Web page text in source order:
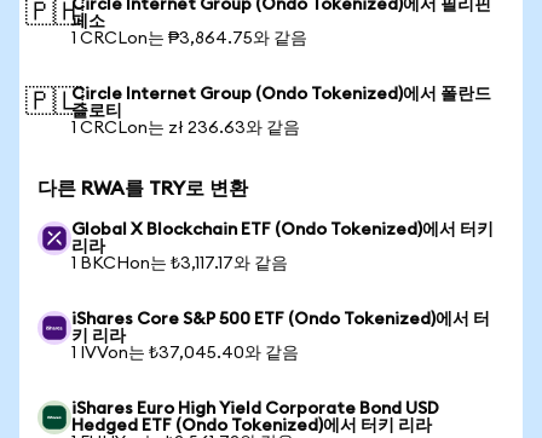
🇵🇭Circle Internet Group (Ondo Tokenized)에서 필리핀
페소
1 CRCLon는 ₱3,864.75와 같음
🇵🇱Circle Internet Group (Ondo Tokenized)에서 폴란드
즐로티
1 CRCLon는 zł 236.63와 같음
다른 RWA를 TRY로 변환
Global X Blockchain ETF (Ondo Tokenized)에서 터키
리라
1 BKCHon는 ₺3,117.17와 같음
iShares Core S&P 500 ETF (Ondo Tokenized)에서 터
키 리라
1 IVVon는 ₺37,045.40와 같음
iShares Euro High Yield Corporate Bond USD
Hedged ETF (Ondo Tokenized)에서 터키 리라